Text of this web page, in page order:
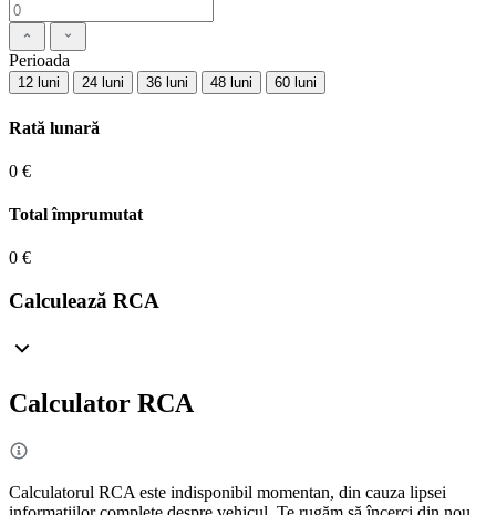
Perioada
12 luni 24 luni 36 luni 48 luni 60 luni
Rată lunară
0 €
Total împrumutat
0 €
Calculează RCA
Calculator RCA
Calculatorul RCA este indisponibil momentan, din cauza lipsei